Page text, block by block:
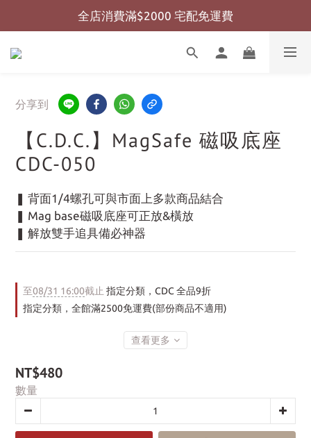
全店消費滿$999 超商免運費
全店消費滿$2000 宅配免運費
全店消費滿$999 超商免運費
分享到
【C.D.C.】MagSafe 磁吸底座
CDC-050
❚ 背面1/4螺孔可與市面上多款商品結合
❚ Mag base磁吸底座可正放&橫放
❚ 解放雙手追具備必神器
至08/31 16:00截止 指定分類，CDC 全品9折
指定分類，全館滿2500免運費(部份商品不適用)
查看更多
NT$480
數量